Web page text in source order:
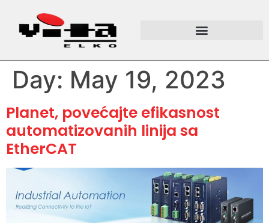
Day: May 19, 2023
Planet, povećajte efikasnost
automatizovanih linija sa
EtherCAT